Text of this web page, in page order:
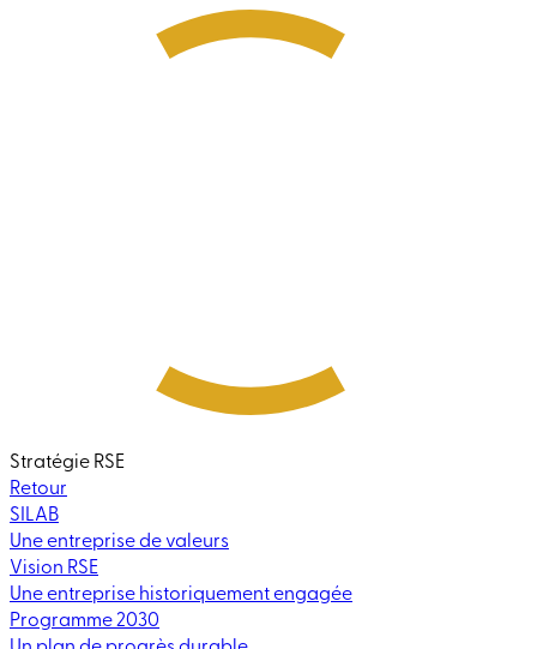
Stratégie RSE
Retour
SILAB
Une entreprise de valeurs
Vision RSE
Une entreprise historiquement engagée
Programme 2030